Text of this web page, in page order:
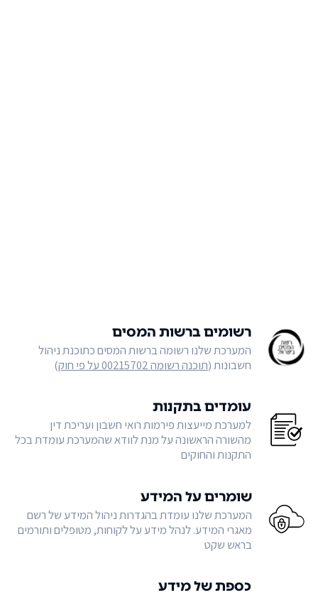
רשומים ברשות המסים
המערכת שלנו רשומה ברשות המסים כתוכנת ניהול
חשבונות (תוכנה רשומה 00215702 על פי חוק )
עומדים בתקנות
למערכת מייעצות פירמות רואי חשבון ועריכת דין
מהשורה הראשונה על מנת לוודא שהמערכת עומדת בכל
התקנות והחוקים
שומרים על המידע
המערכת שלנו עומדת בהגדרות ניהול המידע של רשם
מאגרי המידע. לנהל מידע על לקוחות, מטופלים ותורמים
בראש שקט
כספת של מידע